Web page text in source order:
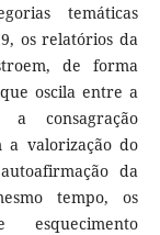
temáticas
os relatórios da
de forma
oscila entre a
a consagração
a valorização do
da
tempo, os